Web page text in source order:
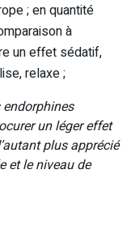
; en quantité
à
un effet sédatif,
relaxe ;
un léger effet
plus apprécié
et le niveau de